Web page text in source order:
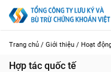
Trang chủ / Giới thiệu / Hoạt
Hợp tác quốc tế